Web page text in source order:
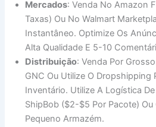
Mercados: Venda No Amazon
Taxas) Ou No Walmart
Instantâneo. Optimize Os
Alta Qualidade E 5-10
Distribuição: Venda Por
GNC Ou Utilize O Dropshipping
Inventário. Utilize A Logística
ShipBob ($2-$5 Por Pacote)
Pequeno Armazém.